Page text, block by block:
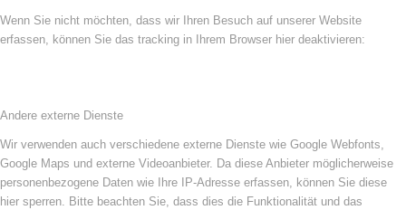
Wenn Sie nicht möchten, dass wir Ihren Besuch auf unserer Website
erfassen, können Sie das tracking in Ihrem Browser hier deaktivieren:
Andere externe Dienste
Wir verwenden auch verschiedene externe Dienste wie Google Webfonts,
Google Maps und externe Videoanbieter. Da diese Anbieter möglicherweise
personenbezogene Daten wie Ihre IP-Adresse erfassen, können Sie diese
hier sperren. Bitte beachten Sie, dass dies die Funktionalität und das